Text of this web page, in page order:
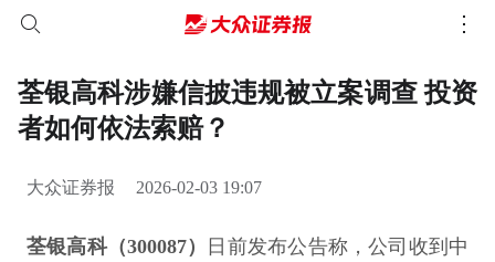
荃银高科涉嫌信披违规被立案调查 投资
者如何依法索赔？
大众证券报 2026-02-03 19:07
荃银高科（300087）
日前发布公告称，公司收到中